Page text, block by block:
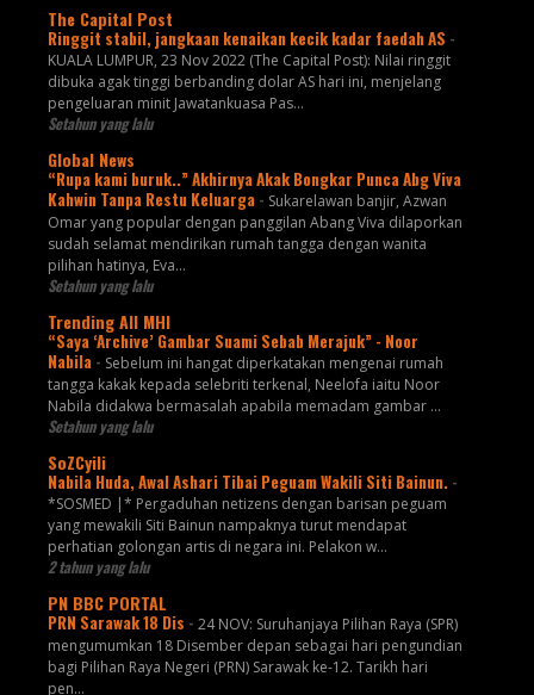
The Capital Post
Ringgit stabil, jangkaan kenaikan kecik kadar faedah AS -
KUALA LUMPUR, 23 Nov 2022 (The Capital Post): Nilai ringgit
dibuka agak tinggi berbanding dolar AS hari ini, menjelang
pengeluaran minit Jawatankuasa Pas...
Setahun yang lalu
Global News
“Rupa kami buruk..” Akhirnya Akak Bongkar Punca Abg Viva
Kahwin Tanpa Restu Keluarga - Sukarelawan banjir, Azwan
Omar yang popular dengan panggilan Abang Viva dilaporkan
sudah selamat mendirikan rumah tangga dengan wanita
pilihan hatinya, Eva...
Setahun yang lalu
Trending All MHI
“Saya ‘Archive’ Gambar Suami Sebab Merajuk” - Noor
Nabila - Sebelum ini hangat diperkatakan mengenai rumah
tangga kakak kepada selebriti terkenal, Neelofa iaitu Noor
Nabila didakwa bermasalah apabila memadam gambar ...
Setahun yang lalu
SoZCyili
Nabila Huda, Awal Ashari Tibai Peguam Wakili Siti Bainun. -
*SOSMED |* Pergaduhan netizens dengan barisan peguam
yang mewakili Siti Bainun nampaknya turut mendapat
perhatian golongan artis di negara ini. Pelakon w...
2 tahun yang lalu
PN BBC PORTAL
PRN Sarawak 18 Dis - 24 NOV: Suruhanjaya Pilihan Raya (SPR)
mengumumkan 18 Disember depan sebagai hari pengundian
bagi Pilihan Raya Negeri (PRN) Sarawak ke-12. Tarikh hari
pen...